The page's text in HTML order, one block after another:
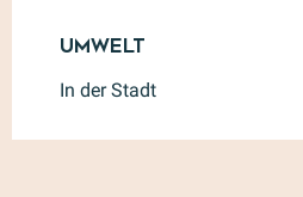
Umwelt
Umwelt
In der Stadt